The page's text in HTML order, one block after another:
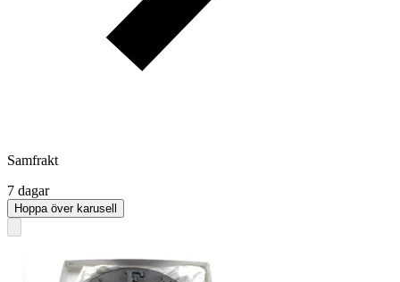
Samfrakt
7 dagar
Hoppa över karusell